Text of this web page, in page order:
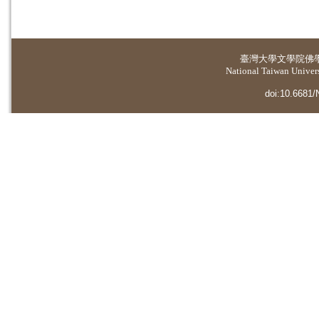
臺灣大學文學院佛
National Taiwan
doi:10.6681/